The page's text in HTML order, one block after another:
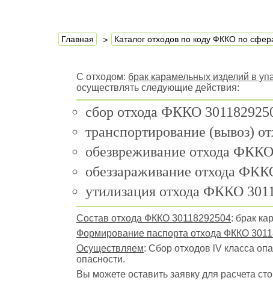
Главная Каталог отходов по коду ФККО по
С отходом: брак карамельных изделий в
осуществлять следующие действия:
сбор отхода ФККО
транспортирование (вывоз)
обезвреживание отхода
обеззараживание отхода
утилизация отхода ФККО
Состав отхода ФККО 30118292504: брак
Формирование паспорта отхода ФККО
Осуществляем: Сбор отходов lV класса
опасности.
Вы можете оставить заявку для расчета